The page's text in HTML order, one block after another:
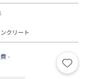
クリート
-
お気